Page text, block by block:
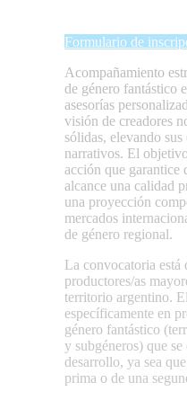
Formulario de
Acompañamiento
de género fantástico
asesorías
visión de creadores
sólidas, elevando
narrativos. El
acción que garantice
alcance una calidad
una proyección
mercados
de género regional.
La convocatoria está
productores/as
territorio argentino.
específicamente en
género fantástico
y subgéneros) que
desarrollo, ya sea
prima o de una